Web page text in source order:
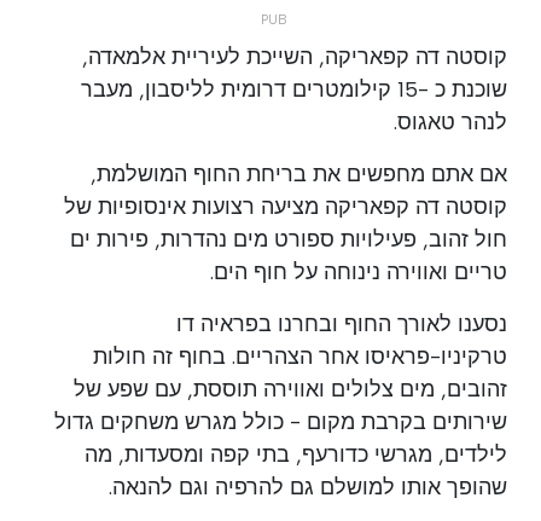
קוסטה דה קפאריקה, השייכת לעיריית אלמאדה,
שוכנת כ -15 קילומטרים דרומית לליסבון, מעבר
לנהר טאגוס.
אם אתם מחפשים את בריחת החוף המושלמת,
קוסטה דה קפאריקה מציעה רצועות אינסופיות של
חול זהוב, פעילויות ספורט מים נהדרות, פירות ים
טריים ואווירה נינוחה על חוף הים.
נסענו לאורך החוף ובחרנו בפראיה דו
טרקיניו-פראיסו אחר הצהריים. בחוף זה חולות
זהובים, מים צלולים ואווירה תוססת, עם שפע של
שירותים בקרבת מקום - כולל מגרש משחקים גדול
לילדים, מגרשי כדורעף, בתי קפה ומסעדות, מה
שהופך אותו למושלם גם להרפיה וגם להנאה.